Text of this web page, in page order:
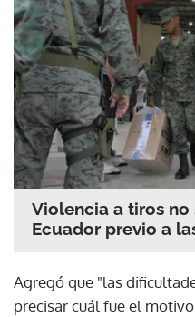
Violencia a tiros no
Ecuador previo a
Agregó que "las
precisar cuál fue el